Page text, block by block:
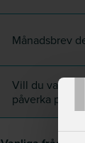
Månadsbrev
Vill du vara
påverka på